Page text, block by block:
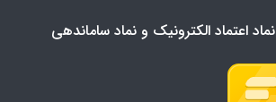
نماد اعتماد الکترونیک و نماد ساماندهی